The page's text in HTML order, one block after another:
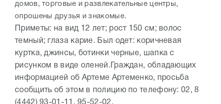
домов, торговые и развлекательные центры,
опрошены друзья и знакомые.
Приметы: на вид 12 лет; рост 150 см; волос
темный; глаза карие. Был одет: коричневая
куртка, джинсы, ботинки черные, шапка с
рисунком в виде оленей. Граждан, обладающих
информацией об Артеме Артеменко, просьба
сообщить об этом в полицию по телефону: 02, 8
(4442) 93-01-11, 95-52-02.